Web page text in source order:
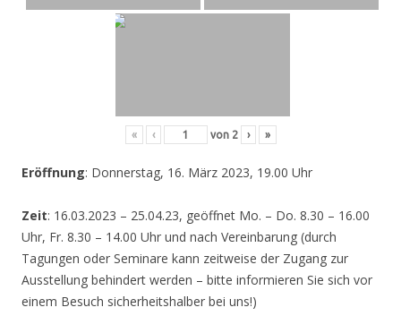
« ‹ von 2 › »
Eröffnung: Donnerstag, 16. März 2023, 19.00 Uhr
Zeit: 16.03.2023 – 25.04.23, geöffnet Mo. – Do. 8.30 – 16.00
Uhr, Fr. 8.30 – 14.00 Uhr und nach Vereinbarung (durch
Tagungen oder Seminare kann zeitweise der Zugang zur
Ausstellung behindert werden – bitte informieren Sie sich vor
einem Besuch sicherheitshalber bei uns!)